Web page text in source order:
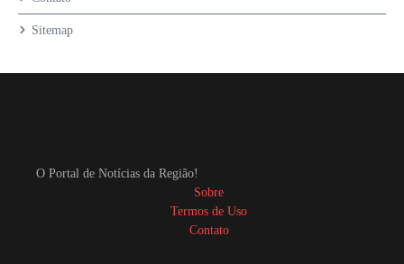
Sitemap
O Portal de Notícias da Região!
Sobre
Termos de Uso
Contato